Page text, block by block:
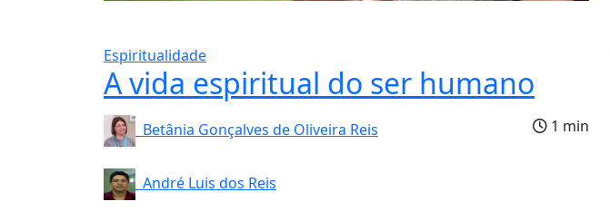
Espiritualidade
​​A vida espiritual do ser humano​
​Betânia Gonçalves de Oliveira Reis​
André Luis dos Reis
1 min